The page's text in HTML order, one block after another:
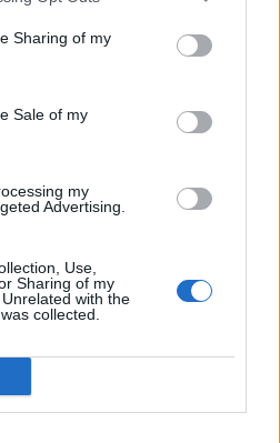
Sharing of my
Sale of my
my
Advertising.
Use,
Sharing of my
with the
collected.
nyár" - Így
a nyár legerősebb